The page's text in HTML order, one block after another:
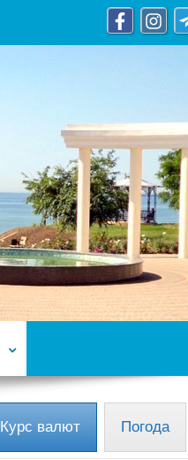
Курс валют Погода